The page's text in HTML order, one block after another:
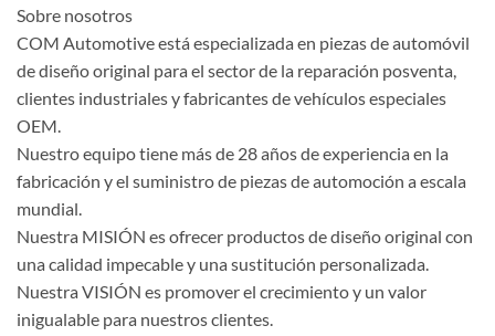
Sobre nosotros
COM Automotive está especializada en piezas de automóvil
de diseño original para el sector de la reparación posventa,
clientes industriales y fabricantes de vehículos especiales
OEM.
Nuestro equipo tiene más de 28 años de experiencia en la
fabricación y el suministro de piezas de automoción a escala
mundial.
Nuestra MISIÓN es ofrecer productos de diseño original con
una calidad impecable y una sustitución personalizada.
Nuestra VISIÓN es promover el crecimiento y un valor
inigualable para nuestros clientes.